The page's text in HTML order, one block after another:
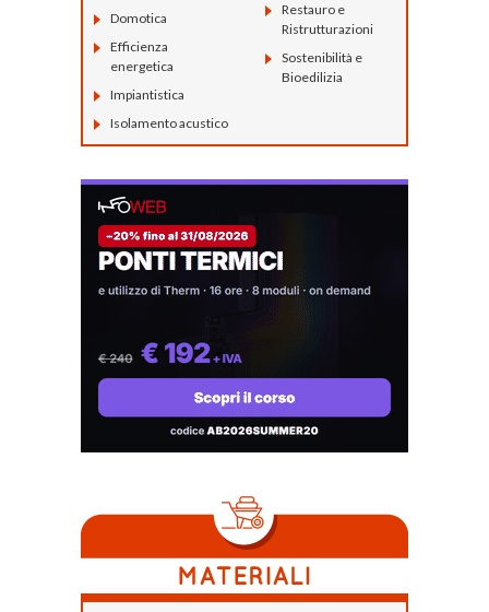
Domotica
Efficienza
energetica
Impiantistica
Isolamento acustico
Restauro e
Ristrutturazioni
Sostenibilità e
Bioedilizia